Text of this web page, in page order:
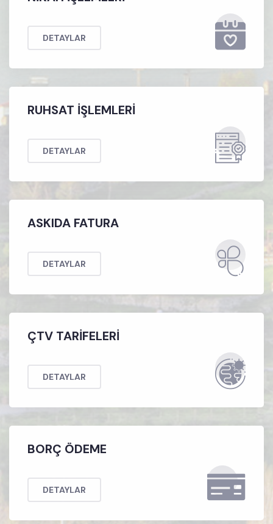
Tekstil fabrikası ile istihdama katkı sağlandı.
Et Ürünleri Paketleme Tesisi kuruldu.
Bungalov Evler Kura Yaşam Vadisi projesi tamamlandı.
DETAYLAR
RUHSAT İŞLEMLERİ
DETAYLAR
ASKIDA FATURA
DETAYLAR
ÇTV TARİFELERİ
DETAYLAR
BORÇ ÖDEME
DETAYLAR